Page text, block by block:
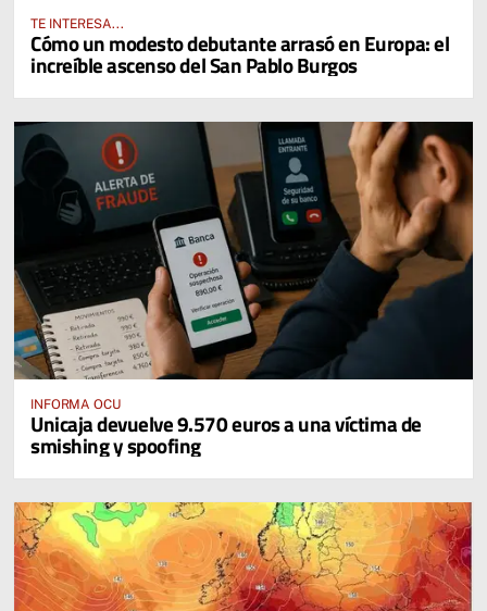
TE INTERESA...
Cómo un modesto debutante arrasó en Europa: el
increíble ascenso del San Pablo Burgos
INFORMA OCU
Unicaja devuelve 9.570 euros a una víctima de
smishing y spoofing